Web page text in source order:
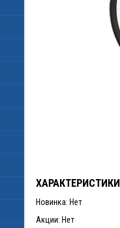
ХАРАКТЕРИСТИКИ
Новинка: Нет
Акции: Нет